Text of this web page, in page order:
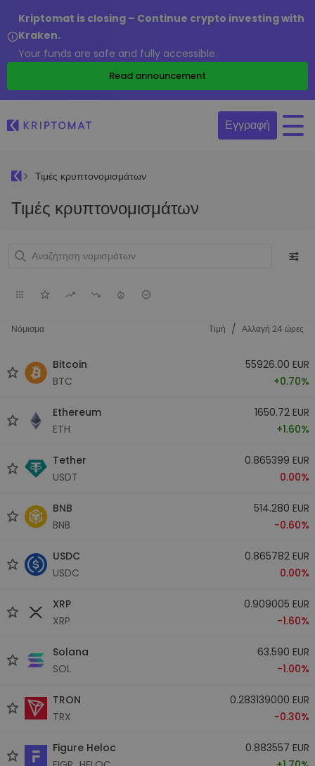
Kriptomat is closing – Continue crypto investing with
Kraken.
Your funds are safe and fully accessible.
Read announcement
Εγγραφή
Τιμές κρυπτονομισμάτων
Τιμές κρυπτονομισμάτων
Νόμισμα Tιμή / Αλλαγή 24 ώρες
Bitcoin
BTC
55926.00 EUR
+0.70%
Ethereum
ETH
1650.72 EUR
+1.60%
Tether
USDT
0.865399 EUR
0.00%
BNB
BNB
514.280 EUR
-0.60%
USDC
USDC
0.865782 EUR
0.00%
XRP
XRP
0.909005 EUR
-1.60%
Solana
SOL
63.590 EUR
-1.00%
TRON
TRX
0.283139000 EUR
-0.30%
Figure Heloc
0.883557 EUR